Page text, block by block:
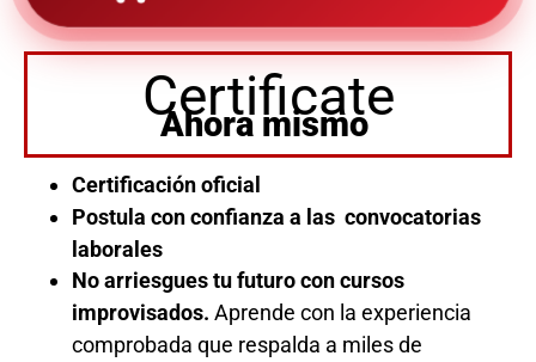
Certificate
Ahora mismo
Certificación oficial
Postula con confianza a las convocatorias
laborales
No arriesgues tu futuro con cursos
improvisados. Aprende con la experiencia
comprobada que respalda a miles de